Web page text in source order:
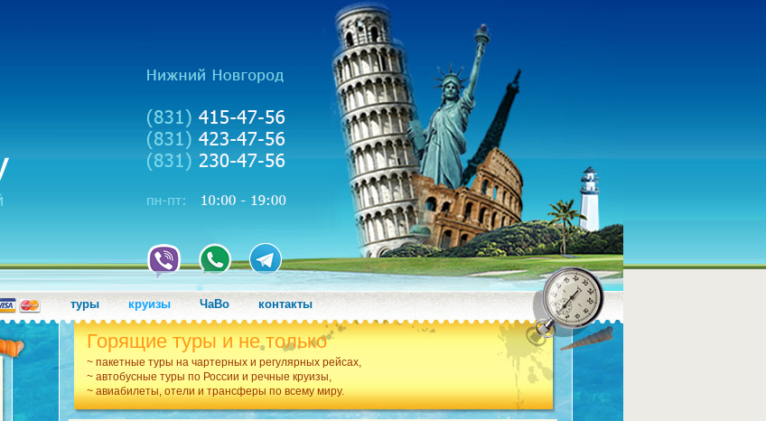
туры круизы ЧаВо контакты
Горящие туры и не только
~ пакетные туры на чартерных и регулярных рейсах,
~ автобусные туры по России и речные круизы,
~ авиабилеты, отели и трансферы по всему миру.